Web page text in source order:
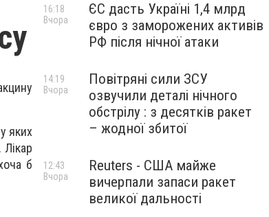
яких
б
ЄС дасть Україні 1,4 млрд
євро з заморожених активів
РФ після нічної атаки
16:18
Вчора
Повітряні сили ЗСУ
озвучили деталі нічного
обстрілу : з десятків ракет
– жодної збитої
14:19
Вчора
Reuters - США майже
вичерпали запаси ракет
великої дальності
12:43
Вчора